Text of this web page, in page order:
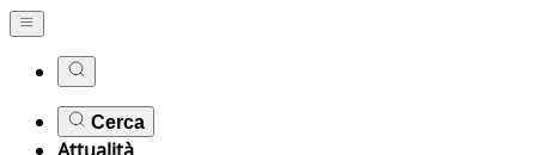
Cerca